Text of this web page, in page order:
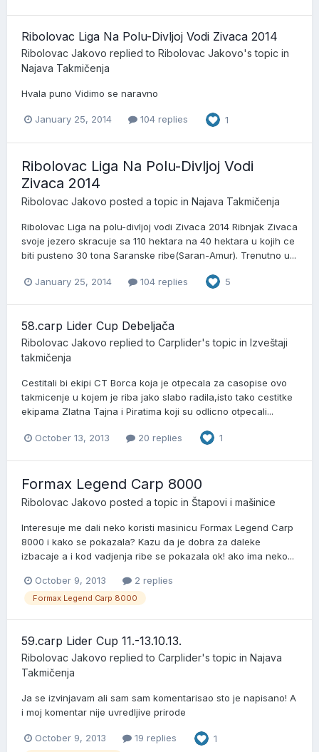
Ribolovac Liga Na Polu-Divljoj Vodi Zivaca 2014
Ribolovac Jakovo replied to Ribolovac Jakovo's topic in
Najava Takmičenja
Hvala puno Vidimo se naravno
January 25, 2014 104 replies 1
Ribolovac Liga Na Polu-Divljoj Vodi
Zivaca 2014
Ribolovac Jakovo posted a topic in Najava Takmičenja
Ribolovac Liga na polu-divljoj vodi Zivaca 2014 Ribnjak Zivaca
svoje jezero skracuje sa 110 hektara na 40 hektara u kojih ce
biti pusteno 30 tona Saranske ribe(Saran-Amur). Trenutno u...
January 25, 2014 104 replies 5
58.carp Lider Cup Debeljača
Ribolovac Jakovo replied to Carplider's topic in Izveštaji
takmičenja
Cestitali bi ekipi CT Borca koja je otpecala za casopise ovo
takmicenje u kojem je riba jako slabo radila,isto tako cestitke
ekipama Zlatna Tajna i Piratima koji su odlicno otpecali...
October 13, 2013 20 replies 1
Formax Legend Carp 8000
Ribolovac Jakovo posted a topic in Štapovi i mašinice
Interesuje me dali neko koristi masinicu Formax Legend Carp
8000 i kako se pokazala? Kazu da je dobra za daleke
izbacaje a i kod vadjenja ribe se pokazala ok! ako ima neko...
October 9, 2013 2 replies
Formax Legend Carp 8000
59.carp Lider Cup 11.-13.10.13.
Ribolovac Jakovo replied to Carplider's topic in Najava
Takmičenja
Ja se izvinjavam ali sam sam komentarisao sto je napisano! A
i moj komentar nije uvredljive prirode
October 9, 2013 19 replies 1